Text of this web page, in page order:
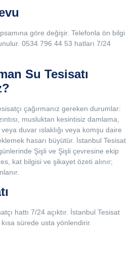
göre değişir. Telefonla ön bilgi
0534 796 44 53 hatları 7/24
Su Tesisatı
çağırmanız gereken durumlar:
musluktan kesintisiz damlama,
duvar ıslaklığı veya komşu daire
hasarı büyütür. İstanbul Tesisat
Şişli ve Şişli çevresine ekip
kat bilgisi ve şikayet özeti alınır;
hattı 7/24 açıktır. İstanbul Tesisat
sürede usta yönlendirir.